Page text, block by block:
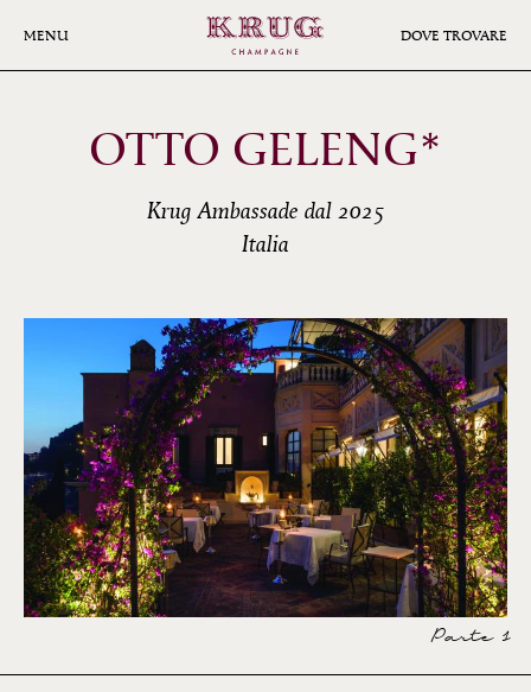
MENU DOVE TROVARE
OTTO GELENG*
Krug Ambassade dal 2025
Italia
Parte 1